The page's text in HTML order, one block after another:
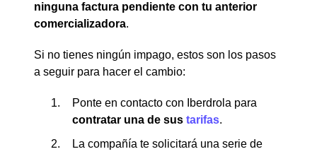
ninguna factura pendiente con tu anterior
comercializadora.
Si no tienes ningún impago, estos son los pasos
a seguir para hacer el cambio:
Ponte en contacto con Iberdrola para
contratar una de sus tarifas.
La compañía te solicitará una serie de